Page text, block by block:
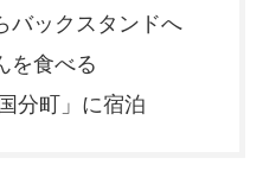
バックスタンドへ
を食べる
分町」に宿泊